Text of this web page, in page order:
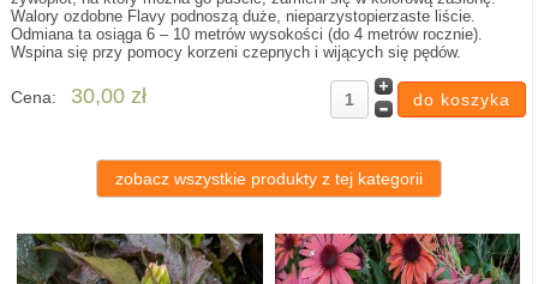
Walory ozdobne Flavy podnoszą duże, nieparzystopierzaste liście.
Odmiana ta osiąga 6 – 10 metrów wysokości (do 4 metrów rocznie).
Wspina się przy pomocy korzeni czepnych i wijących się pędów.
Cena: 30,00 zł
zobacz wszystkie produkty z tej kategorii